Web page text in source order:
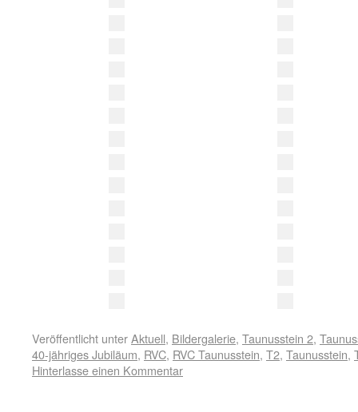
Veröffentlicht unterAktuell, Bildergalerie, Taunusstein 2,
40-jähriges Jubiläum, RVC, RVC Taunusstein, T2, Taunusstein,
Hinterlasse einen Kommentar